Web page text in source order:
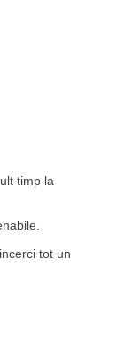
timp la
tot un